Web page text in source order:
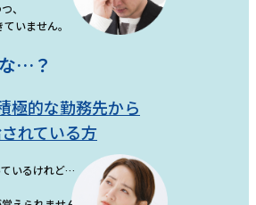
、
いません。
…？
極的な勤務先から
れている方
いるけれど…